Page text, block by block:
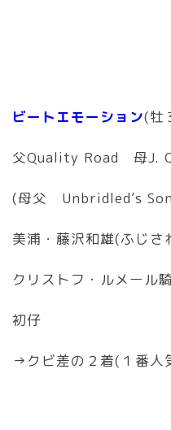
ビートエモーション(牡
父Quality Road 母J.
(母父 Unbridled’s
美浦・藤沢和雄(ふじさ
クリストフ・ルメール
初仔
→クビ差の２着(１番人